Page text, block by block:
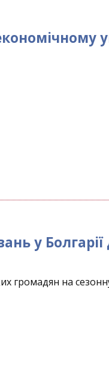
у Болгарії
громадян на